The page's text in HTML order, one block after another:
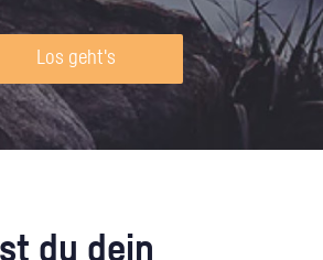
Los geht's
du dein